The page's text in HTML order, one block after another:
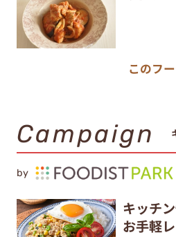
このフ
Campaign
by
キッチ
お手軽